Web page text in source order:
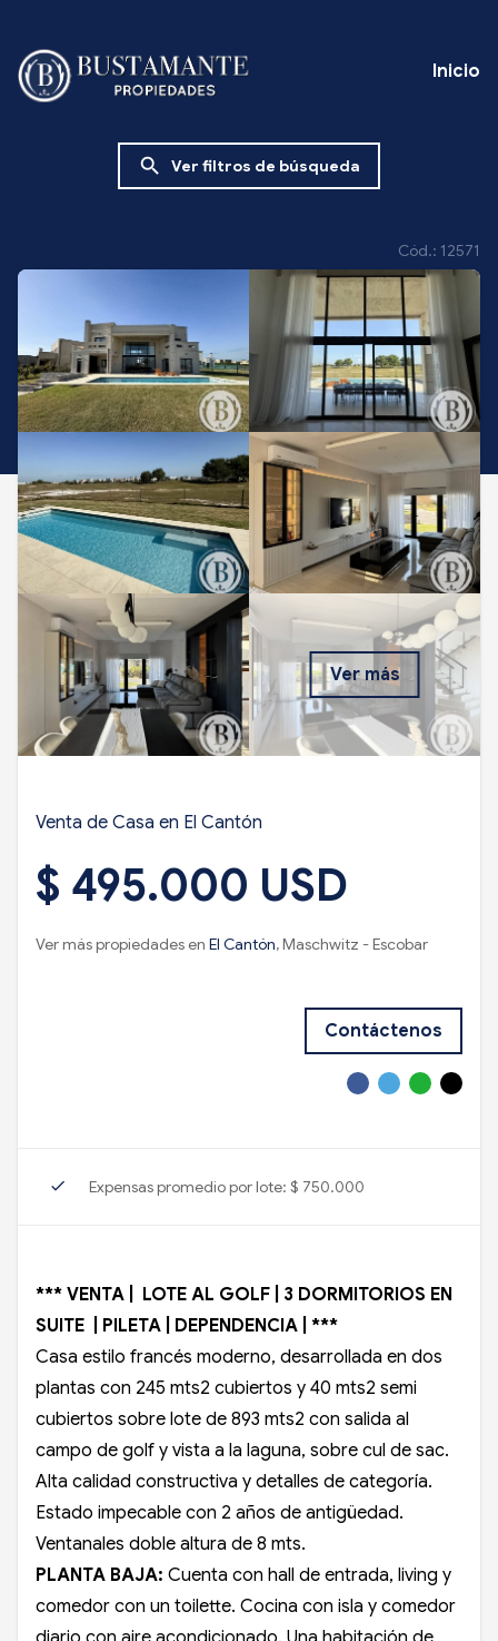
Inicio
search Ver filtros de búsqueda
Cód.: 12571
Ver más
Venta de Casa en El Cantón
$ 495.000 USD
Ver más propiedades en El Cantón, Maschwitz - Escobar
Contáctenos
check Expensas promedio por lote: $ 750.000
*** VENTA | LOTE AL GOLF | 3 DORMITORIOS EN
SUITE | PILETA | DEPENDENCIA | ***
Casa estilo francés moderno, desarrollada en dos
plantas con 245 mts2 cubiertos y 40 mts2 semi
cubiertos sobre lote de 893 mts2 con salida al
campo de golf y vista a la laguna, sobre cul de sac.
Alta calidad constructiva y detalles de categoría.
Estado impecable con 2 años de antigüedad.
Ventanales doble altura de 8 mts.
PLANTA BAJA: Cuenta con hall de entrada, living y
comedor con un toilette. Cocina con isla y comedor